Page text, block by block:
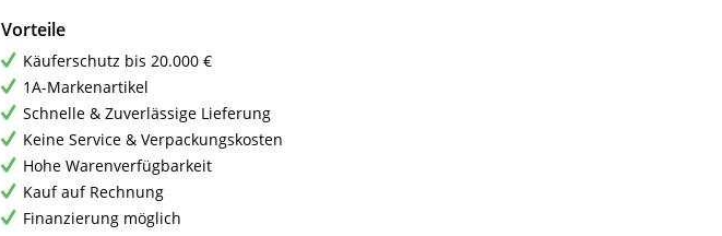
Vorteile
Käuferschutz bis 20.000 €
1A-Markenartikel
Schnelle & Zuverlässige Lieferung
Keine Service & Verpackungskosten
Hohe Warenverfügbarkeit
Kauf auf Rechnung
Finanzierung möglich